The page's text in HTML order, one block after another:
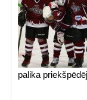
palika